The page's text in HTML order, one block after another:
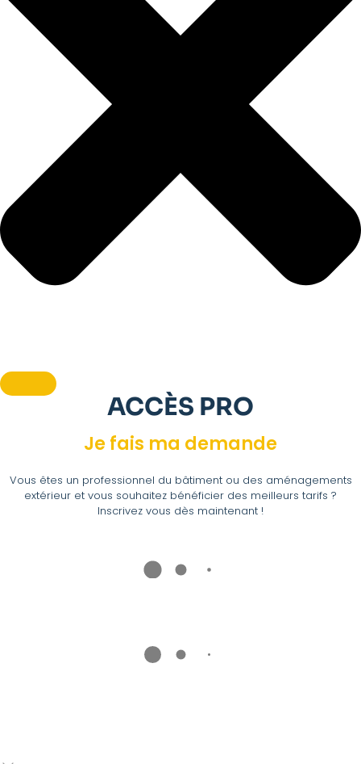
ACCÈS PRO
Je fais ma demande
Vous êtes un professionnel du bâtiment ou des aménagements
extérieur et vous souhaitez bénéficier des meilleurs tarifs ?
Inscrivez vous dès maintenant !